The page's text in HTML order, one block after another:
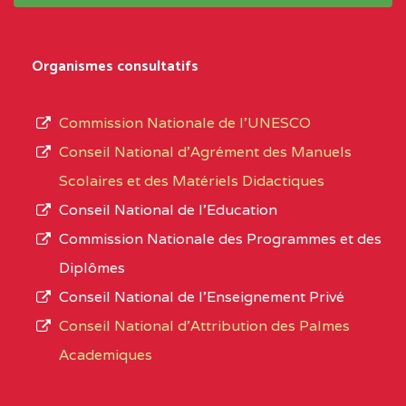
NDOMO BP :1154
CENTRE
COLLEGE PRIVE
CATHOLIQUE JOSPEH
STINTZI BP :53 OBALA
CENTRE
COLLEGE PRIVE LAIC LE
YDE
CENTRE
type
L’offre
d’éducation
de
Organismes consultatifs
Commission Nationale de l’UNESCO
Conseil National d’Agrément des Manuels
Scolaires et des Matériels Didactiques
Conseil National de l’Education
Commission Nationale des Programmes et des
Diplômes
Conseil National de l’Enseignement Privé
Conseil National d'Attribution des Palmes
Academiques